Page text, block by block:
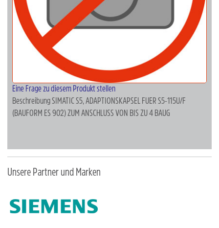
Eine Frage zu diesem Produkt stellen
BeschreibungSIMATIC S5, ADAPTIONSKAPSEL FUER S5-115U/F
(BAUFORM ES 902) ZUM ANSCHLUSS VON BIS ZU 4 BAUG
Unsere Partner und Marken